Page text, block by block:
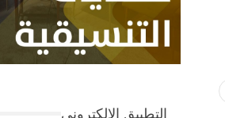
التطبيق الإلكتروني